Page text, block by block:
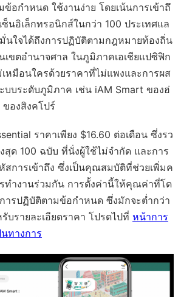
อกำหนด ใช้งานง่าย โดยเน้นการเข้าถึ
ซ็นอิเล็กทรอนิกส์ในกว่า 100 ประเทศแล
นใจได้ถึงการปฏิบัติตามกฎหมายท้องถิ่น
ขตอำนาจศาล ในภูมิภาคเอเชียแปซิฟิก
หมือนใครด้วยราคาที่ไม่แพงและการผส
บบระดับภูมิภาค เช่น iAM Smart ของฮ่
ของสิงคโปร์
ราคาเพียง $16.60 ต่อเดือน ซึ่งรว
สุด 100 ฉบับ ที่นั่งผู้ใช้ไม่จำกัด และการ
สการเข้าถึง ซึ่งเป็นคุณสมบัติที่ช่วยเพิ่มค
ทำงานร่วมกัน การตั้งค่านี้ให้คุณค่าที่โด
ารปฏิบัติตามข้อกำหนด ซึ่งมักจะต่ำกว่า
บรายละเอียดราคา โปรดไปที่ หน้าการ
ทางการ